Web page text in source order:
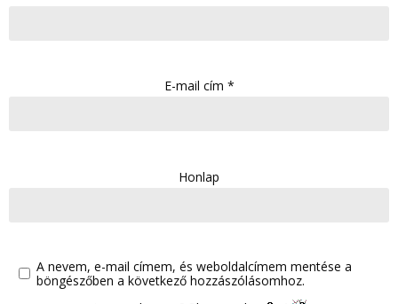
E-mail cím *
Honlap
A nevem, e-mail címem, és weboldalcímem mentése a
böngészőben a következő hozzászólásomhoz.